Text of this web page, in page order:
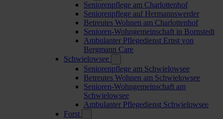
Seniorenpflege am Charlottenhof
Seniorenpflege auf Hermannswerder
Betreutes Wohnen am Charlottenhof
Senioren-Wohngemeinschaft in Bornstedt
Ambulanter Pflegedienst Ernst von
Bergmann Care
Schwielowsee
Seniorenpflege am Schwielowsee
Betreutes Wohnen am Schwielowsee
Senioren-Wohngemeinschaft am
Schwielowsee
Ambulanter Pflegedienst Schwielowsee
Forst